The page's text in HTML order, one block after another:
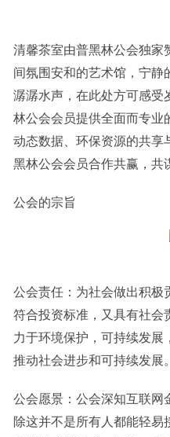
清馨茶室由普黑林公会独家
间氛围安和的艺术馆，宁静
潺潺水声，在此处方可感受
林公会会员提供全面而专业
动态数据、环保资源的共
黑林公会会员合作共赢，共
公会的宗旨
公会责任：为社会做出积极
符合投资标准，又具有社会
力于环境保护，可持续发展
推动社会进步和可持续发展。
公会愿景：公会深知互联网
除这并不是所有人都能轻